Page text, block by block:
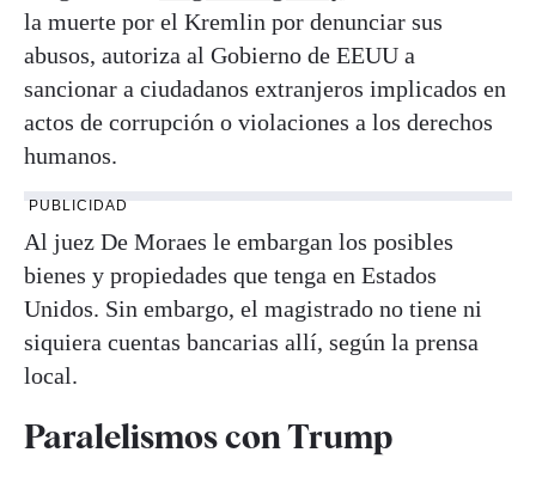
la muerte por el Kremlin por denunciar sus
abusos, autoriza al Gobierno de EEUU a
sancionar a ciudadanos extranjeros implicados en
actos de corrupción o violaciones a los derechos
humanos.
PUBLICIDAD
Al juez De Moraes le embargan los posibles
bienes y propiedades que tenga en Estados
Unidos. Sin embargo, el magistrado no tiene ni
siquiera cuentas bancarias allí, según la prensa
local.
Paralelismos con Trump